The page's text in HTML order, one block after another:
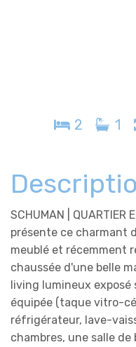
2 1
SCHUMAN | QUARTIER
présente ce charmant
meublé et récemment
chaussée d'une belle
living lumineux
équipée (taque vitro-
réfrigérateur, lave-
chambres, une salle